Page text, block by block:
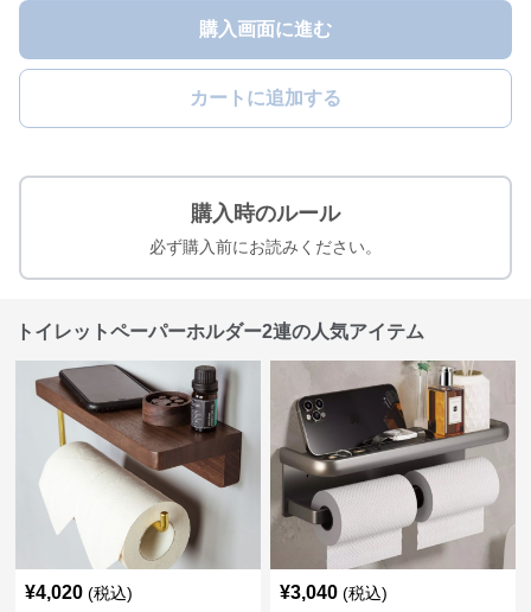
購入画面に進む
カートに追加する
購入時のルール
必ず購入前にお読みください。
トイレットペーパーホルダー2連の人気アイテム
¥4,020 (税込) ¥3,040 (税込)